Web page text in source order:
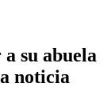
su abuela
noticia